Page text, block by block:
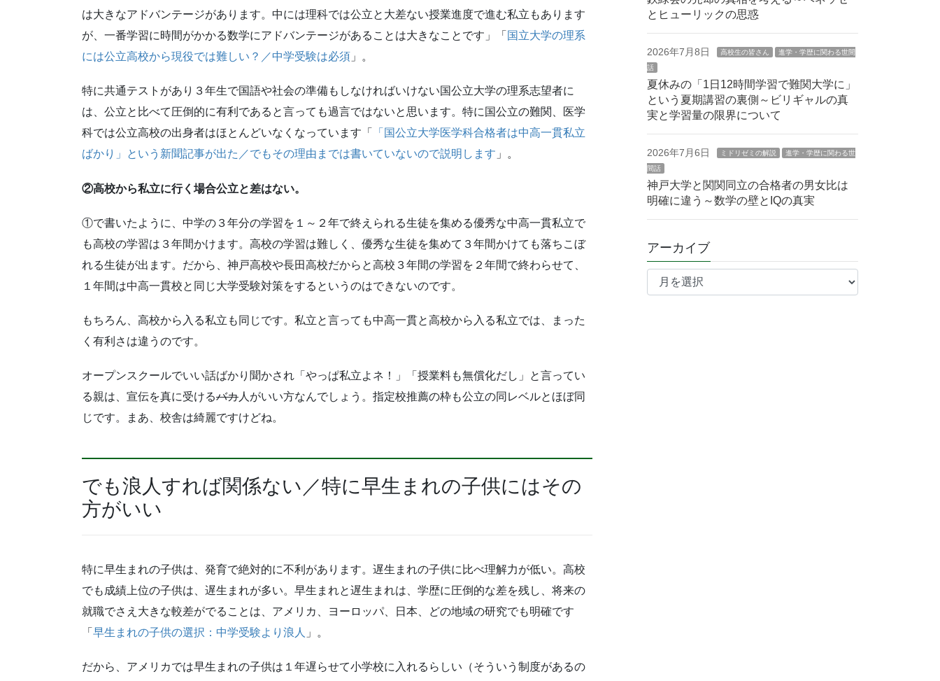
は大きなアドバンテージがあります。中には理科では公立と大差ない授業進度で進む私立もあります
が、一番学習に時間がかかる数学にアドバンテージがあることは大きなことです」「 国立大学の理系
には公立高校から現役では難しい？／中学受験は必須 」。
特に共通テストがあり３年生で国語や社会の準備もしなければいけない国公立大学の理系志望者に
は、公立と比べて圧倒的に有利であると言っても過言ではないと思います。特に国公立の難関、医学
科では公立高校の出身者はほとんどいなくなっています「
「国公立大学医学科合格者は中高一貫私立
ばかり」という新聞記事が出た／でもその理由までは書いていないので説明します 」。
②高校から私立に行く場合公立と差はない。
①で書いたように、中学の３年分の学習を１～２年で終えられる生徒を集める優秀な中高一貫私立で
も高校の学習は３年間かけます。高校の学習は難しく、優秀な生徒を集めて３年間かけても落ちこぼ
れる生徒が出ます。だから、神戸高校や長田高校だからと高校３年間の学習を２年間で終わらせて、
１年間は中高一貫校と同じ大学受験対策をするというのはできないのです。
もちろん、高校から入る私立も同じです。私立と言っても中高一貫と高校から入る私立では、まった
く有利さは違うのです。
オープンスクールでいい話ばかり聞かされ「やっぱ私立よネ！」「授業料も無償化だし」と言ってい
る親は、宣伝を真に受けるバカ人がいい方なんでしょう。指定校推薦の枠も公立の同レベルとほぼ同
じです。まあ、校舎は綺麗ですけどね。
でも浪人すれば関係ない／特に早生まれの子供にはその
方がいい
特に早生まれの子供は、発育で絶対的に不利があります。遅生まれの子供に比べ理解力が低い。高校
でも成績上位の子供は、遅生まれが多い。早生まれと遅生まれは、学歴に圧倒的な差を残し、将来の
就職でさえ大きな較差がでることは、アメリカ、ヨーロッパ、日本、どの地域の研究でも明確です
「 早生まれの子供の選択：中学受験より浪人 」。
だから、アメリカでは早生まれの子供は１年遅らせて小学校に入れるらしい（そういう制度があるの
とヒューリックの思惑
2026年7月8日 高校生の皆さん
進学・学歴に関わる世間
話
夏休みの「1日12時間学習で難関大学に」
という夏期講習の裏側～ビリギャルの真
実と学習量の限界について
2026年7月6日 ミドリゼミの解説
進学・学歴に関わる世
間話
神戸大学と関関同立の合格者の男女比は
明確に違う～数学の壁とIQの真実
アーカイブ
ア